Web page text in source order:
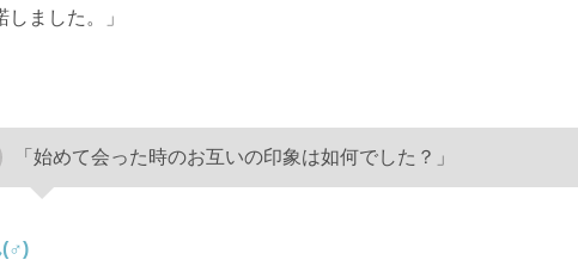
しました。」
「始めて会った時のお互いの印象は如何でした？」
(♂)